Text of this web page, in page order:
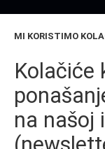
MI KORISTIMO
Kolačiće
na našoj